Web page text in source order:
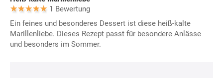
1 Bewertung
Ein feines und besonderes Dessert ist diese heiß-kalte
Marillenliebe. Dieses Rezept passt für besondere Anlässe
und besonders im Sommer.